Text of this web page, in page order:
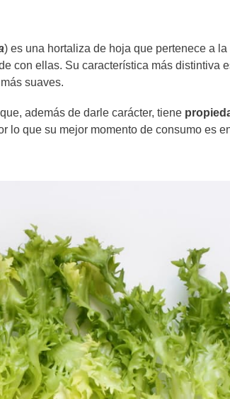
) es una hortaliza de hoja que pertenece a
con ellas. Su característica más distintiva
suaves.
además de darle carácter, tiene
lo que su mejor momento de consumo es